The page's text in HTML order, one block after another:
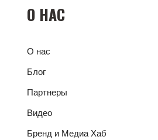
О НАС
О нас
Блог
Партнеры
Видео
Бренд и Медиа Хаб